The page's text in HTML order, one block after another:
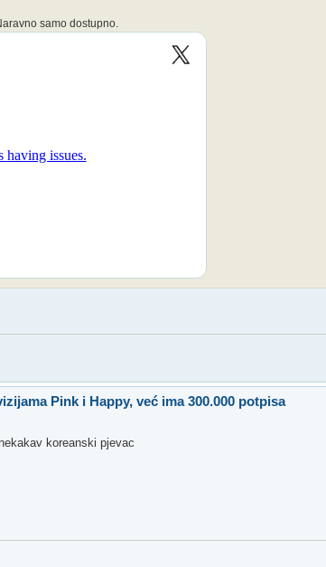
samo dostupno.
Pink i Happy, već ima 300.000 potpisa
koreanski pjevac